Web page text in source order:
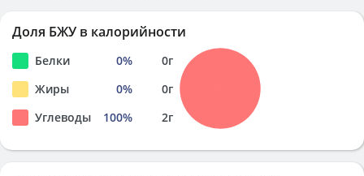
Доля БЖУ в калорийности
Белки 0% 0г
Жиры
0% 0г
Углеводы
100% 2г